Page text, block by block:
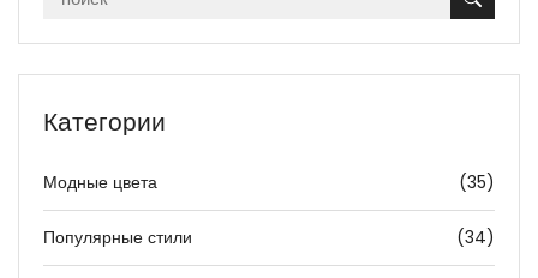
Категории
Модные цвета (35)
Популярные стили (34)